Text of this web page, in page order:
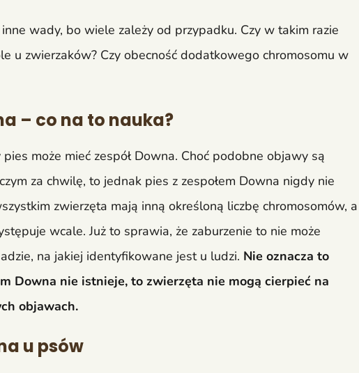
wady, bo wiele zależy od przypadku. Czy w takim razie
u zwierzaków? Czy obecność dodatkowego chromosomu w
– co na to nauka?
może mieć zespół Downa. Choć podobne objawy są
za chwilę, to jednak pies z zespołem Downa nigdy nie
zwierzęta mają inną określoną liczbę chromosomów, a
wcale. Już to sprawia, że zaburzenie to nie może
na jakiej identyfikowane jest u ludzi. Nie oznacza to
Downa nie istnieje, to zwierzęta nie mogą cierpieć na
objawach.
u psów